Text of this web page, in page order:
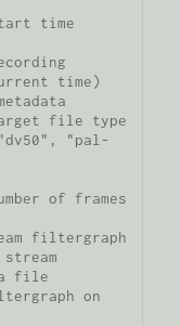
time
time)
file type
"pal-
of frames
filtergraph
file
on